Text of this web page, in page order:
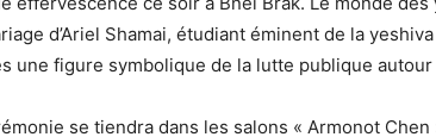
d’Ariel Shamai, étudiant éminent de la yeshiva
une figure symbolique de la lutte publique
se tiendra dans les salons « Armonot